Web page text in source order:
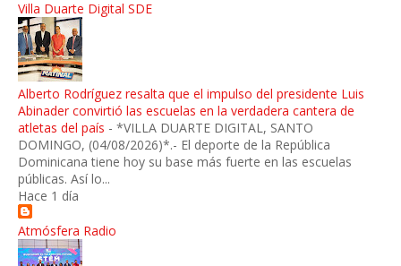
Villa Duarte Digital SDE
Alberto Rodríguez resalta que el impulso del presidente Luis
Abinader convirtió las escuelas en la verdadera cantera de
atletas del país - *VILLA DUARTE DIGITAL, SANTO
DOMINGO, (04/08/2026)*.- El deporte de la República
Dominicana tiene hoy su base más fuerte en las escuelas
públicas. Así lo...
Hace 1 día
Atmósfera Radio